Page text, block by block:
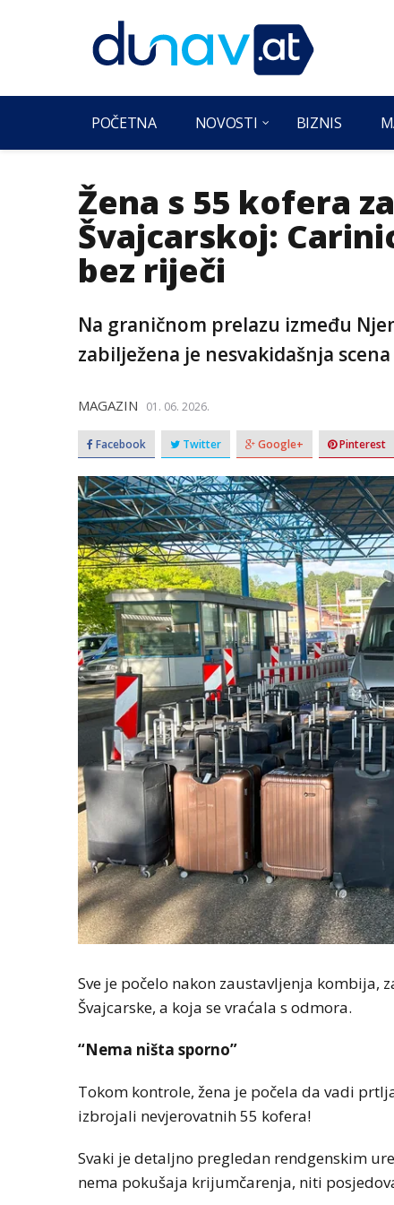
POČETNA NOVOSTI BIZNIS
Žena s 55 kofera
Švajcarskoj:
bez riječi
Na graničnom prelazu između
zabilježena je nesvakidašnja
MAGAZIN 01. 06. 2026.
Facebook Twitter Google+ Pinterest
Sve je počelo nakon zaustavljenja kombija,
Švajcarske, a koja se vraćala s odmora.
“Nema ništa sporno”
Tokom kontrole, žena je počela da vadi
izbrojali nevjerovatnih 55 kofera!
Svaki je detaljno pregledan rendgenskim
nema pokušaja krijumčarenja, niti